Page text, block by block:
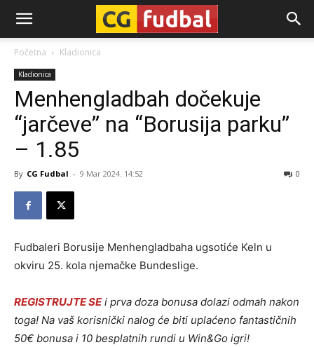
CG-
Fudbal
Početna Kladionica
Kladionica
Menhengladbah dočekuje
“jarčeve” na “Borusija parku”
– 1.85
By CG Fudbal - 9 Mar 2024. 14:52 0
Fudbaleri Borusije Menhengladbaha ugsotiće Keln u
okviru 25. kola njemačke Bundeslige.
REGISTRUJTE SEi prva doza bonusa dolazi odmah nakon
toga! Na vaš korisnički nalog će biti uplaćeno fantastičnih
50€ bonusa i 10 besplatnih rundi u Win&Go igri!